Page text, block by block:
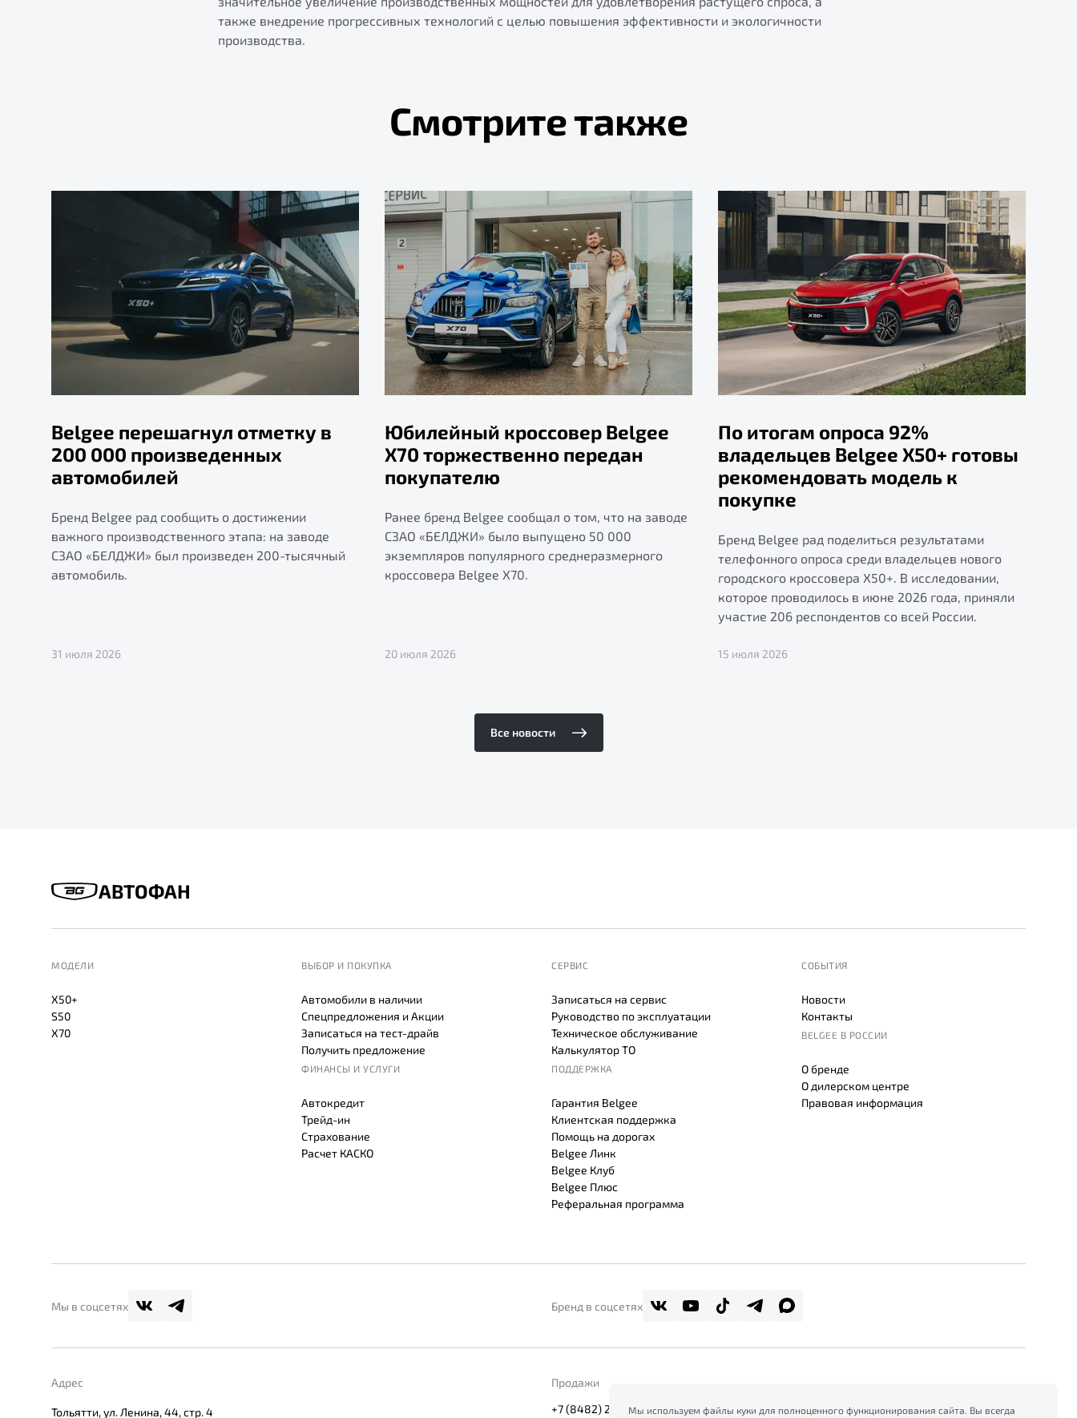
также внедрение прогрессивных технологий с целью повышения эффективности и экологичности
производства.
Смотрите также
Belgee перешагнул отметку в
200 000 произведенных
автомобилей
Бренд Belgee рад сообщить о достижении
важного производственного этапа: на заводе
СЗАО «БЕЛДЖИ» был произведен 200-тысячный
автомобиль.
31 июля 2026
Юбилейный кроссовер Belgee
X70 торжественно передан
покупателю
Ранее бренд Belgee сообщал о том, что на заводе
СЗАО «БЕЛДЖИ» было выпущено 50 000
экземпляров популярного среднеразмерного
кроссовера Belgee X70.
20 июля 2026
По итогам опроса 92%
владельцев Belgee X50+ готовы
рекомендовать модель к
покупке
Бренд Belgee рад поделиться результатами
телефонного опроса среди владельцев нового
городского кроссовера X50+. В исследовании,
которое проводилось в июне 2026 года, приняли
участие 206 респондентов со всей России.
15 июля 2026
Все новости
АВТОФАН
МОДЕЛИ
X50+
S50
X70
ВЫБОР И ПОКУПКА
Автомобили в наличии
Спецпредложения и Акции
Записаться на тест-драйв
Получить предложение
ФИНАНСЫ И УСЛУГИ
Автокредит
Трейд-ин
Страхование
Расчет КАСКО
СЕРВИС
Записаться на сервис
Руководство по эксплуатации
Техническое обслуживание
Калькулятор ТО
ПОДДЕРЖКА
Гарантия Belgee
Клиентская поддержка
Помощь на дорогах
Belgee Линк
Belgee Клуб
Belgee Плюс
Реферальная программа
СОБЫТИЯ
Новости
Контакты
BELGEE В РОССИИ
О бренде
О дилерском центре
Правовая информация
Мы в соцсетях Бренд в соцсетях
Адрес
Тольятти, ул. Ленина, 44, стр. 4
Продажи
+7 (8482) 270-797Мы используем файлы куки для полноценного функционирования сайта. Вы всегда